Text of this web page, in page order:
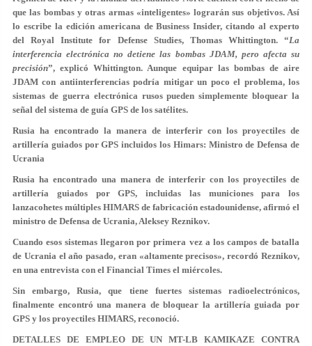
que las bombas y otras armas «inteligentes» lograrán sus objetivos. Así
lo escribe la edición americana de Business Insider, citando al experto
del Royal Institute for Defense Studies, Thomas Whittington. “La
interferencia electrónica no detiene las bombas JDAM, pero afecta su
precisión”, explicó Whittington. Aunque equipar las bombas de aire
JDAM con antiinterferencias podría mitigar un poco el problema, los
sistemas de guerra electrónica rusos pueden simplemente bloquear la
señal del sistema de guía GPS de los satélites.
Rusia ha encontrado la manera de interferir con los proyectiles de
artillería guiados por GPS incluidos los Himars: Ministro de Defensa de
Ucrania
Rusia ha encontrado una manera de interferir con los proyectiles de
artillería guiados por GPS, incluidas las municiones para los
lanzacohetes múltiples HIMARS de fabricación estadounidense, afirmó el
ministro de Defensa de Ucrania, Aleksey Reznikov.
Cuando esos sistemas llegaron por primera vez a los campos de batalla
de Ucrania el año pasado, eran «altamente precisos», recordó Reznikov,
en una entrevista con el Financial Times el miércoles.
Sin embargo, Rusia, que tiene fuertes sistemas radioelectrónicos,
finalmente encontró una manera de bloquear la artillería guiada por
GPS y los proyectiles HIMARS, reconoció.
DETALLES DE EMPLEO DE UN MT-LB KAMIKAZE CONTRA